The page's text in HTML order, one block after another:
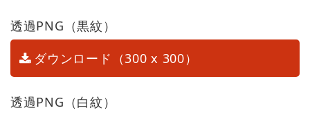
透過PNG（黒紋）
ダウンロード（300 x 300）
透過PNG（白紋）